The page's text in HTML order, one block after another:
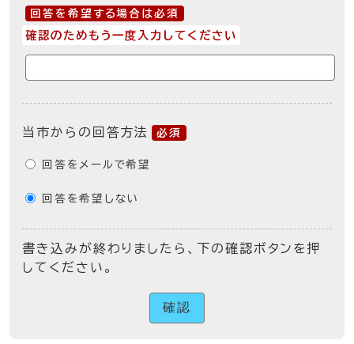
回答を希望する場合は必須
確認のためもう一度入力してください
当市からの回答方法 必須
回答をメールで希望
回答を希望しない
書き込みが終わりましたら、下の確認ボタンを押
してください。
確認